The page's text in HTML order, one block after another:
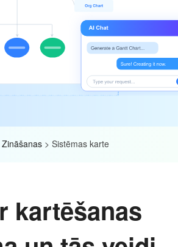
Zināšanas > Sistēmas karte
kartēšanas